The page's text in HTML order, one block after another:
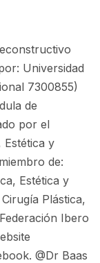
Universidad
7300855)
de
por el
Estética y
de:
Estética y
Plástica,
Ibero
@Dr Baas